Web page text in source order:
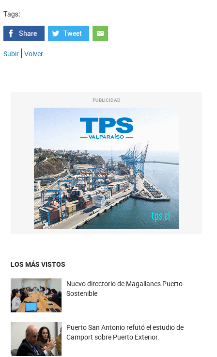
Tags:
Subir Volver
PUBLICIDAD
LOS MÁS VISTOS
Nuevo directorio de Magallanes Puerto
Sostenible
Puerto San Antonio refutó el estudio de
Camport sobre Puerto Exterior.